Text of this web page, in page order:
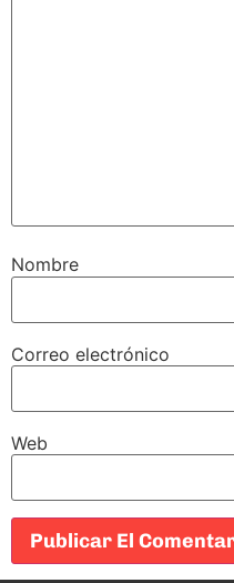
Nombre
Correo electrónico
Web